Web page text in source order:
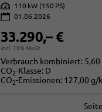
Leistung
110 kW (150 PS)
01.06.2026
33.290,– €
incl. 19% MwSt.
Verbrauch kombiniert:
CO2-Klasse: D
CO2-Emissionen: 127,00 g/